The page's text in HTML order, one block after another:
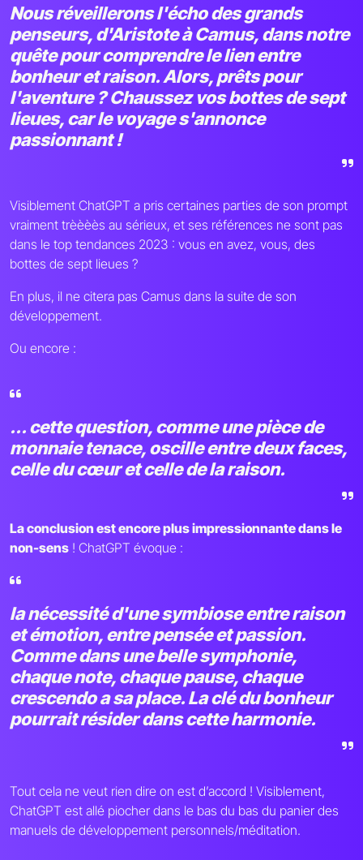
Nous réveillerons l'écho des grands
penseurs, d'Aristote à Camus, dans notre
quête pour comprendre le lien entre
bonheur et raison. Alors, prêts pour
l'aventure ? Chaussez vos bottes de sept
lieues, car le voyage s'annonce
passionnant !
Visiblement ChatGPT a pris certaines parties de son prompt
vraiment trèèèès au sérieux, et ses références ne sont pas
dans le top tendances 2023 : vous en avez, vous, des
bottes de sept lieues ?
En plus, il ne citera pas Camus dans la suite de son
développement.
Ou encore :
... cette question, comme une pièce de
monnaie tenace, oscille entre deux faces,
celle du cœur et celle de la raison.
La conclusion est encore plus impressionnante dans le
non-sens ! ChatGPT évoque :
la nécessité d'une symbiose entre raison
et émotion, entre pensée et passion.
Comme dans une belle symphonie,
chaque note, chaque pause, chaque
crescendo a sa place. La clé du bonheur
pourrait résider dans cette harmonie.
Tout cela ne veut rien dire on est d’accord ! Visiblement,
ChatGPT est allé piocher dans le bas du bas du panier des
manuels de développement personnels/méditation.